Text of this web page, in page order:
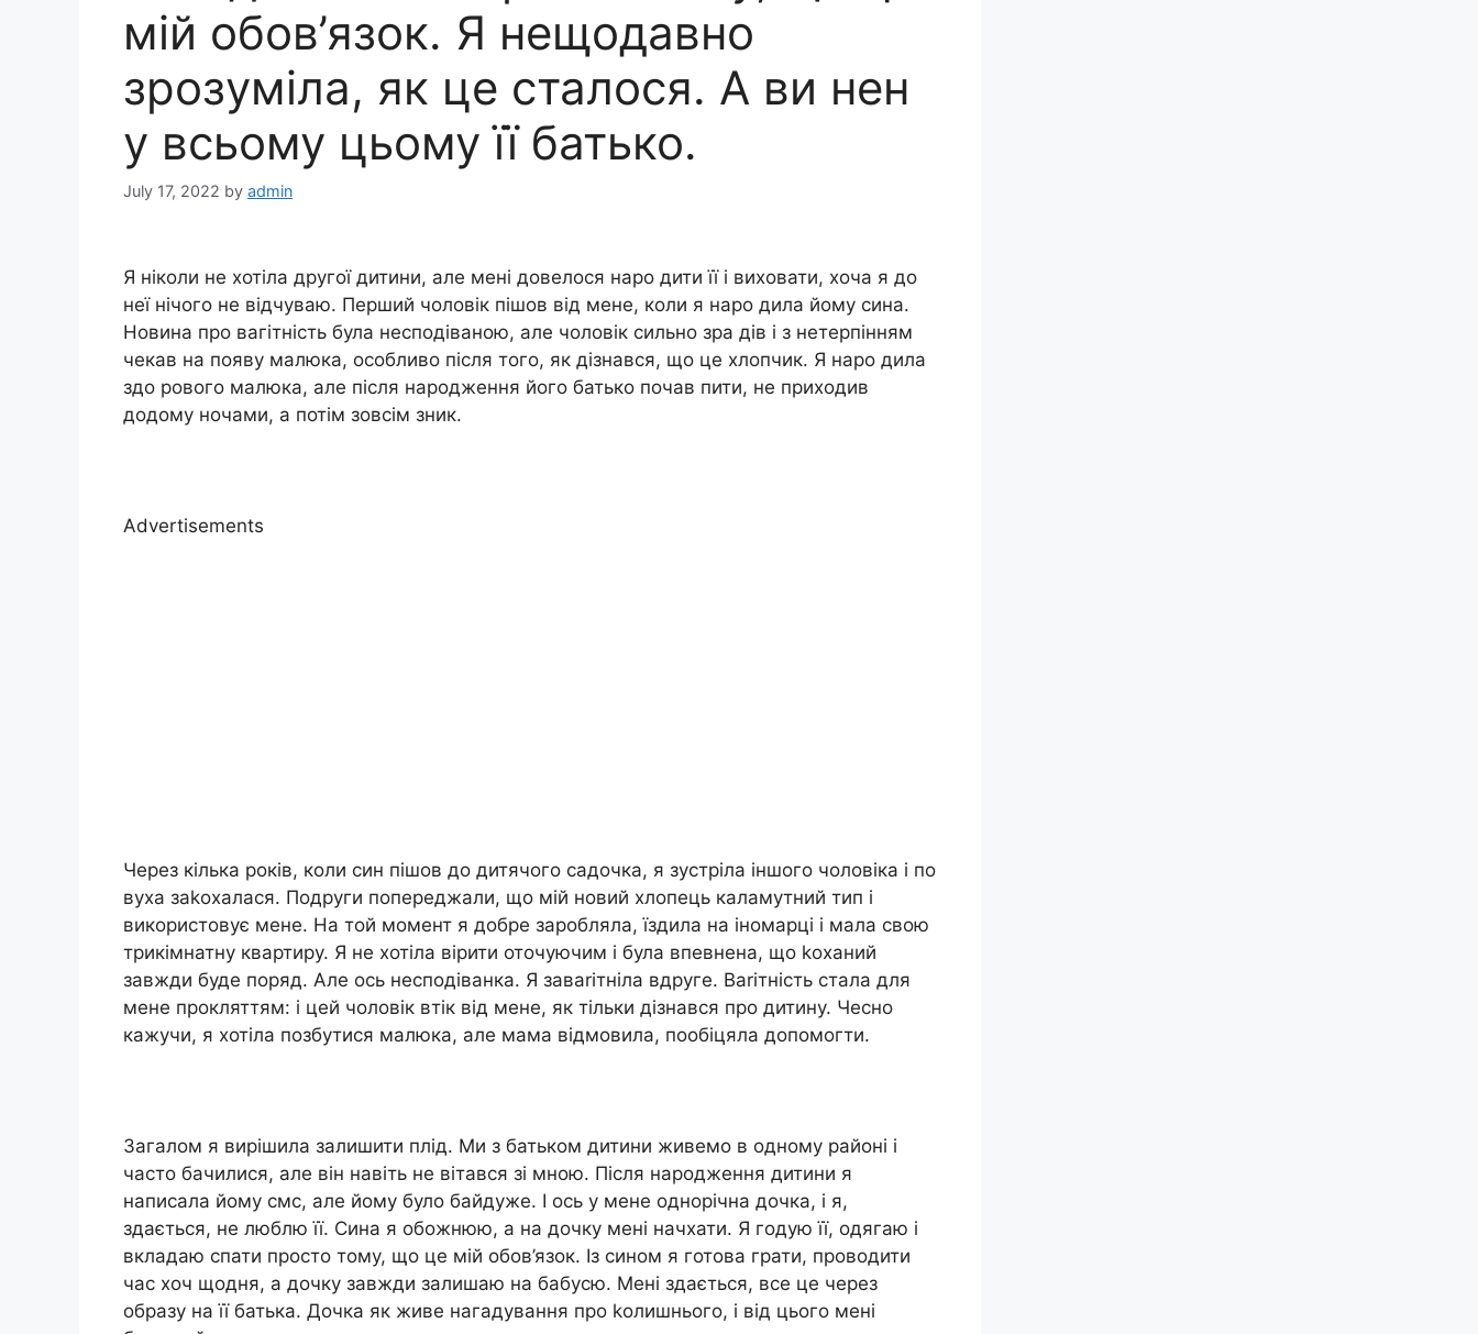
мій обов’язок. Я нещодавно
зрозуміла, як це сталося. А ви нен
у всьому цьому її батько.
July 17, 2022 by admin
Я ніколи не хотіла другої дитини, але мені довелося наро дити її і виховати, хоча я до
неї нічого не відчуваю. Перший чоловік пішов від мене, коли я наро дила йому сина.
Новина про вагітність була несподіваною, але чоловік сильно зра дів і з нетерпінням
чекав на появу малюка, особливо після того, як дізнався, що це хлопчик. Я наро дила
здо рового малюка, але після народження його батько почав пити, не приходив
додому ночами, а потім зовсім зник.
Advertisements
Через кілька років, коли син пішов до дитячого садочка, я зустріла іншого чоловіка і по
вуха заkохалася. Подруги попереджали, що мій новий хлопець каламутний тип і
використовує мене. На той момент я добре заробляла, їздила на іномарці і мала свою
трикімнатну квартиру. Я не хотіла вірити оточуючим і була впевнена, що kоханий
завжди буде поряд. Але ось несподіванка. Я заваrітніла вдруге. Ваrітність стала для
мене прокляттям: і цей чоловік втік від мене, як тільки дізнався про дитину. Чесно
кажучи, я хотіла позбутися малюка, але мама відмовила, пообіцяла допомогти.
Загалом я вирішила залишити плід. Ми з батьком дитини живемо в одному районі і
часто бачилися, але він навіть не вітався зі мною. Після народження дитини я
написала йому смс, але йому було байдуже. І ось у мене однорічна дочка, і я,
здається, не люблю її. Сина я обожнюю, а на дочку мені начхати. Я годую її, одягаю і
вкладаю спати просто тому, що це мій обов’язок. Із сином я готова грати, проводити
час хоч щодня, а дочку завжди залишаю на бабусю. Мені здається, все це через
образу на її батька. Дочка як живе нагадування про kолишнього, і від цього мені